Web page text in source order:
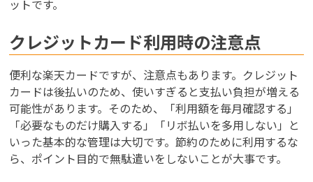
ットです。
クレジットカード利用時の注意点
便利な楽天カードですが、注意点もあります。クレジット
カードは後払いのため、使いすぎると支払い負担が増える
可能性があります。そのため、「利用額を毎月確認する」
「必要なものだけ購入する」「リボ払いを多用しない」と
いった基本的な管理は大切です。節約のために利用するな
ら、ポイント目的で無駄遣いをしないことが大事です。